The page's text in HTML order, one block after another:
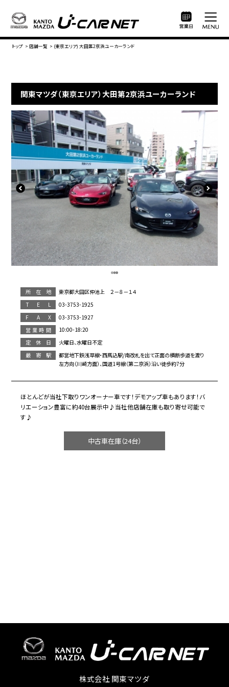
トップ > 店舗一覧 > (東京エリア) 大田第2京浜ユーカーランド
関東マツダ（東京エリア）大田第2京浜ユーカーランド
所在地
東京都大田区仲池上 ２－８－１４
T E L
03-3753-1925
F A X
03-3753-1927
営業時間
10:00-18:20
定休日
火曜日、水曜日不定
最寄駅
都営地下鉄浅草線・西馬込駅/南改札を出て正面の横断歩道を渡り
左方向（川崎方面）、国道1号線（第二京浜）沿い徒歩約7分
ほとんどが当社下取りワンオーナー車です！デモアップ車もあります！バ
リエーション豊富に約40台展示中♪当社他店舗在庫も取り寄せ可能で
す♪
中古車在庫（24台）
株式会社 関東マツダ